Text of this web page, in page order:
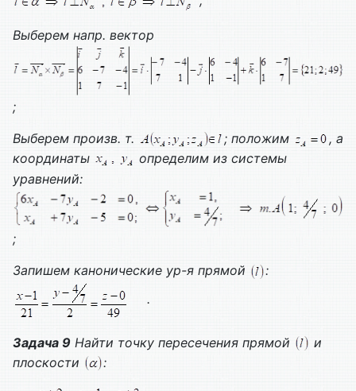
Выберем напр. вектор
;
Выберем произв. т.
; положим
, а
координаты
определим из системы
уравнений:
;
Запишем канонические ур-я прямой
:
.
Задача 9 Найти точку пересечения прямой
и
плоскости
: